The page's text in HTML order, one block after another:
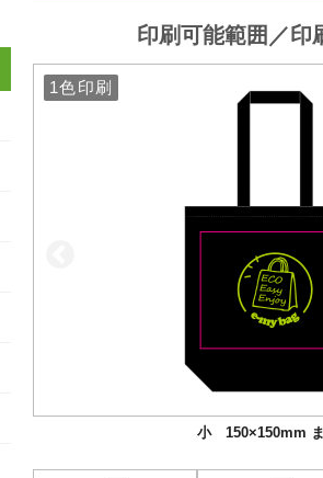
印刷可能範囲／印
1色印刷
小 150×150mm
1色印刷
大 300×235mm